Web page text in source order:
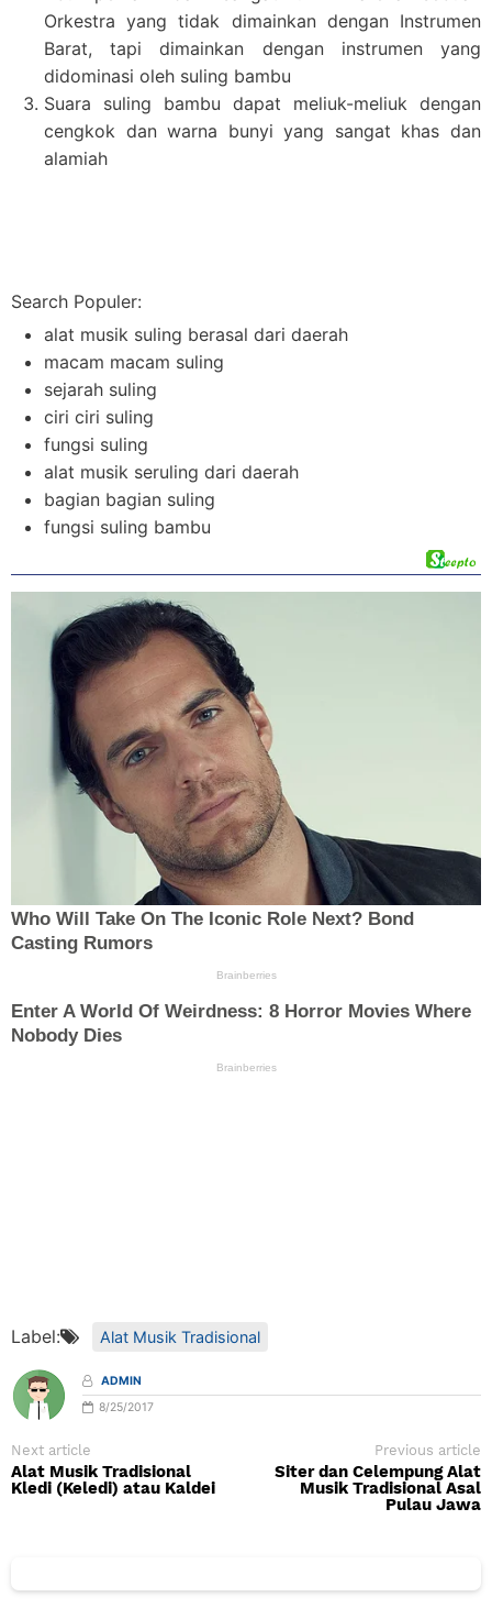
Orkestra yang tidak dimainkan dengan Instrumen
Barat, tapi dimainkan dengan instrumen yang
didominasi oleh suling bambu
Suara suling bambu dapat meliuk-meliuk dengan
cengkok dan warna bunyi yang sangat khas dan
alamiah
Search Populer:
alat musik suling berasal dari daerah
macam macam suling
sejarah suling
ciri ciri suling
fungsi suling
alat musik seruling dari daerah
bagian bagian suling
fungsi suling bambu
Label: Alat Musik Tradisional
ADMIN
8/25/2017
Next article
Alat Musik Tradisional
Kledi (Keledi) atau Kaldei
Previous article
Siter dan Celempung Alat
Musik Tradisional Asal
Pulau Jawa